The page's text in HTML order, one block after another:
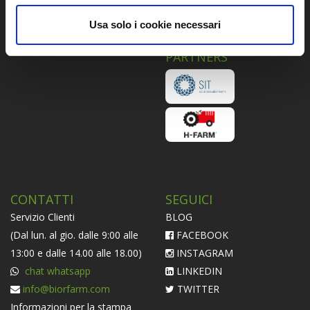
Usa solo i cookie necessari
Informativa Societaria
PARTNERS
CONTATTI
Servizio Clienti
(Dal lun. al gio. dalle 9:00 alle
13:00 e dalle 14.00 alle 18.00)
chat whatsapp
info@biorfarm.com
Informazioni per la stampa
SEGUICI
BLOG
FACEBOOK
INSTAGRAM
LINKEDIN
TWITTER